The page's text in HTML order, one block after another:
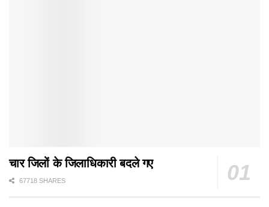
चार जिलों के जिलाधिकारी बदले गए
67718 SHARES